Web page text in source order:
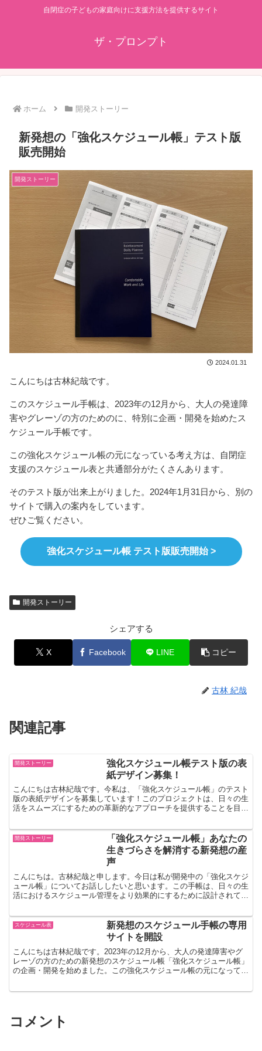
自閉症の子どもの家庭向けに支援方法を提供するサイト
ザ・プロンプト
ホーム 開発ストーリー
新発想の「強化スケジュール帳」テスト版
販売開始
開発ストーリー
2024.01.31
こんにちは古林紀哉です。
このスケジュール手帳は、2023年の12月から、大人の発達障
害やグレーゾの方のためのに、特別に企画・開発を始めたス
ケジュール手帳です。
この強化スケジュール帳の元になっている考え方は、自閉症
支援のスケジュール表と共通部分がたくさんあります。
そのテスト版が出来上がりました。2024年1月31日から、別の
サイトで購入の案内をしています。
ぜひご覧ください。
強化スケジュール帳 テスト版販売開始 >
開発ストーリー
シェアする
X Facebook LINE コピー
古林 紀哉
関連記事
開発ストーリー
強化スケジュール帳テスト版の表
紙デザイン募集！
こんにちは古林紀哉です。今私は、「強化スケジュール帳」のテスト
版の表紙デザインを募集しています！このプロジェクトは、日々の生
活をスムーズにするための革新的なアプローチを提供することを目的
開発ストーリー
「強化スケジュール帳」あなたの
生きづらさを解消する新発想の産
声
こんにちは。古林紀哉と申します。今日は私が開発中の「強化スケジ
ュール帳」についてお話ししたいと思います。この手帳は、日々の生
活におけるスケジュール管理をより効果的にするために設計されてい
スケジュール表
新発想のスケジュール手帳の専用
サイトを開設
こんにちは古林紀哉です。2023年の12月から、大人の発達障害やグ
レーゾの方のための新発想のスケジュール帳「強化スケジュール帳」
の企画・開発を始めました。この強化スケジュール帳の元になってい
コメント